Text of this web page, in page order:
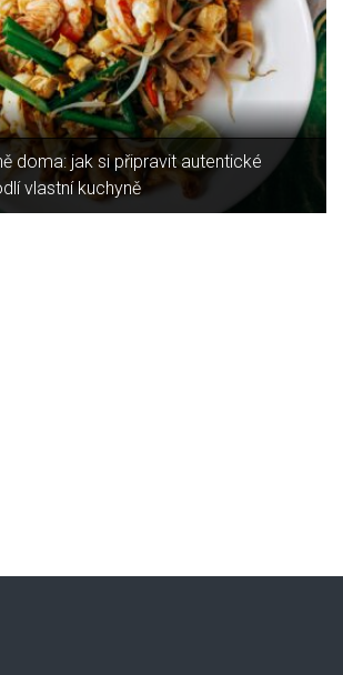
doma: jak si připravit autentické
vlastní kuchyně